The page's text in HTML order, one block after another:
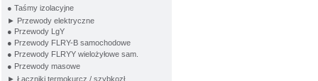
● Taśmy izolacyjne
► Przewody elektryczne
● Przewody LgY
● Przewody FLRY-B samochodowe
● Przewody FLRYY wielożyłowe sam.
● Przewody masowe
► Łączniki termokurcz / szybkozł